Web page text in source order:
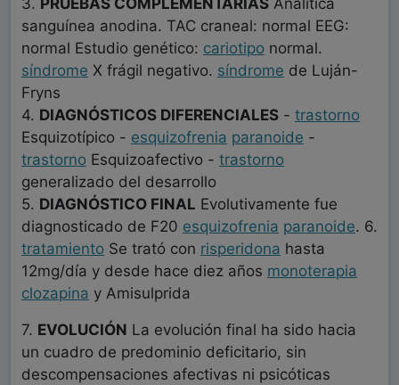
3. PRUEBAS COMPLEMENTARIAS Analítica
sanguínea anodina. TAC craneal: normal EEG:
normal Estudio genético: cariotipo normal.
síndrome X frágil negativo. síndrome de Luján-
Fryns
4. DIAGNÓSTICOS DIFERENCIALES - trastorno
Esquizotípico - esquizofrenia paranoide -
trastorno Esquizoafectivo - trastorno
generalizado del desarrollo
5. DIAGNÓSTICO FINAL Evolutivamente fue
diagnosticado de F20 esquizofrenia paranoide. 6.
tratamiento Se trató con risperidona hasta
12mg/día y desde hace diez años monoterapia
clozapina y Amisulprida
7. EVOLUCIÓN La evolución final ha sido hacia
un cuadro de predominio deficitario, sin
descompensaciones afectivas ni psicóticas